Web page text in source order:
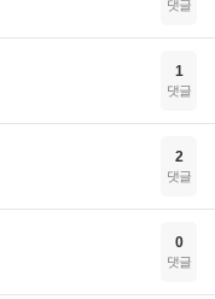
댓글
1
댓글
2
댓글
0
댓글